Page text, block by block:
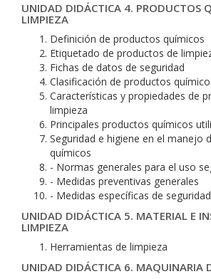
UNIDAD DIDÁCTICA 4. PRODUCTOS
LIMPIEZA
Definición de productos químicos
Etiquetado de productos de
Fichas de datos de seguridad
Clasificación de productos
Características y propiedades de
limpieza
Principales productos químicos
Seguridad e higiene en el manejo
químicos
- Normas generales para el uso
- Medidas preventivas generales
- Medidas específicas de seguridad
UNIDAD DIDÁCTICA 5. MATERIAL E
LIMPIEZA
Herramientas de limpieza
UNIDAD DIDÁCTICA 6. MAQUINARIA